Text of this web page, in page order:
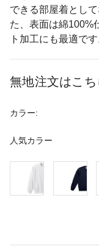
できる部屋着とし
た、表面は綿100%
ト加工にも最適です
無地注文はこち
カラー:
人気カラー